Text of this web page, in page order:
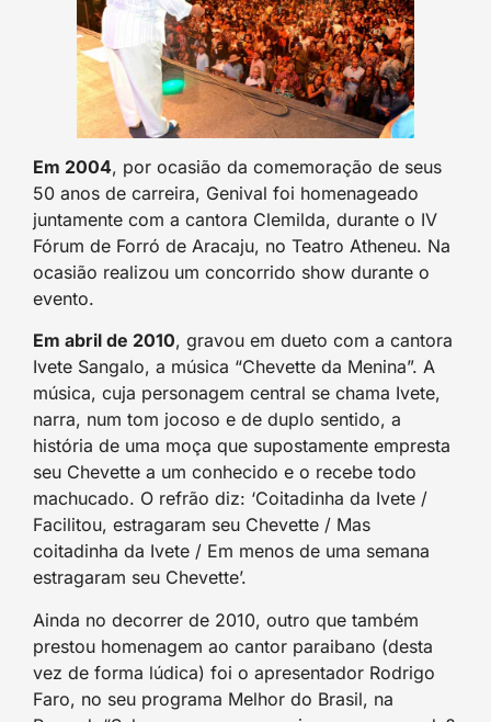
Em 2004, por ocasião da comemoração de seus
50 anos de carreira, Genival foi homenageado
juntamente com a cantora Clemilda, durante o IV
Fórum de Forró de Aracaju, no Teatro Atheneu. Na
ocasião realizou um concorrido show durante o
evento.
Em abril de 2010, gravou em dueto com a cantora
Ivete Sangalo, a música “Chevette da Menina”. A
música, cuja personagem central se chama Ivete,
narra, num tom jocoso e de duplo sentido, a
história de uma moça que supostamente empresta
seu Chevette a um conhecido e o recebe todo
machucado. O refrão diz: ‘Coitadinha da Ivete /
Facilitou, estragaram seu Chevette / Mas
coitadinha da Ivete / Em menos de uma semana
estragaram seu Chevette’.
Ainda no decorrer de 2010, outro que também
prestou homenagem ao cantor paraibano (desta
vez de forma lúdica) foi o apresentador Rodrigo
Faro, no seu programa Melhor do Brasil, na